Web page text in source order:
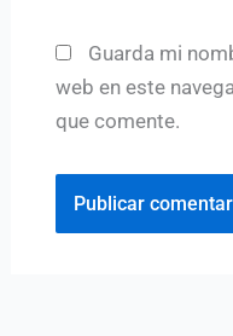
Guarda mi
web en este
que comente.